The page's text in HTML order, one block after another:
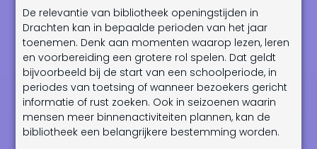
De relevantie van bibliotheek openingstijden in
Drachten kan in bepaalde perioden van het jaar
toenemen. Denk aan momenten waarop lezen, leren
en voorbereiding een grotere rol spelen. Dat geldt
bijvoorbeeld bij de start van een schoolperiode, in
periodes van toetsing of wanneer bezoekers gericht
informatie of rust zoeken. Ook in seizoenen waarin
mensen meer binnenactiviteiten plannen, kan de
bibliotheek een belangrijkere bestemming worden.